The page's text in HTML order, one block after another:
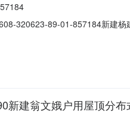
320623-89-01-857184新建
新建翁文娥户用屋顶分